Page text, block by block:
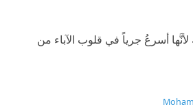
أسرعُ جرياً في قلوب الآباء من